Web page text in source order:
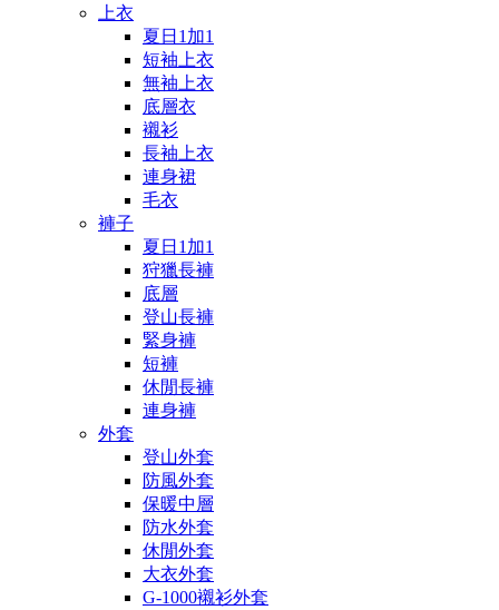
上衣
夏日1加1
短袖上衣
無袖上衣
底層衣
襯衫
長袖上衣
連身裙
毛衣
褲子
夏日1加1
狩獵長褲
底層
登山長褲
緊身褲
短褲
休閒長褲
連身褲
外套
登山外套
防風外套
保暖中層
防水外套
休閒外套
大衣外套
G-1000襯衫外套